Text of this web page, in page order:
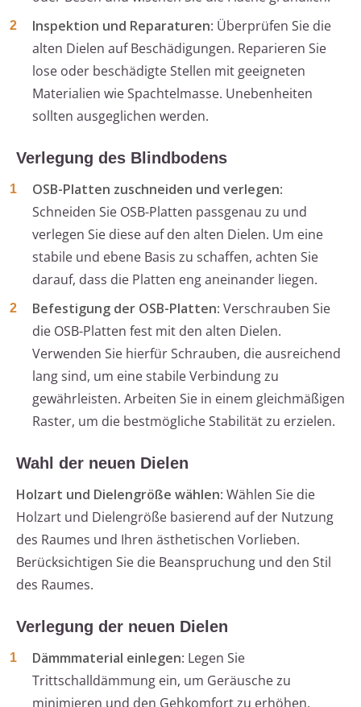
Inspektion und Reparaturen: Überprüfen Sie die
alten Dielen auf Beschädigungen. Reparieren Sie
lose oder beschädigte Stellen mit geeigneten
Materialien wie Spachtelmasse. Unebenheiten
sollten ausgeglichen werden.
Verlegung des Blindbodens
OSB-Platten zuschneiden und verlegen:
Schneiden Sie OSB-Platten passgenau zu und
verlegen Sie diese auf den alten Dielen. Um eine
stabile und ebene Basis zu schaffen, achten Sie
darauf, dass die Platten eng aneinander liegen.
Befestigung der OSB-Platten: Verschrauben Sie
die OSB-Platten fest mit den alten Dielen.
Verwenden Sie hierfür Schrauben, die ausreichend
lang sind, um eine stabile Verbindung zu
gewährleisten. Arbeiten Sie in einem gleichmäßigen
Raster, um die bestmögliche Stabilität zu erzielen.
Wahl der neuen Dielen
Holzart und Dielengröße wählen: Wählen Sie die
Holzart und Dielengröße basierend auf der Nutzung
des Raumes und Ihren ästhetischen Vorlieben.
Berücksichtigen Sie die Beanspruchung und den Stil
des Raumes.
Verlegung der neuen Dielen
Dämmmaterial einlegen: Legen Sie
Trittschalldämmung ein, um Geräusche zu
minimieren und den Gehkomfort zu erhöhen.